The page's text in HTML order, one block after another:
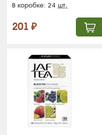
В коробке: 24шт.
201 ₽